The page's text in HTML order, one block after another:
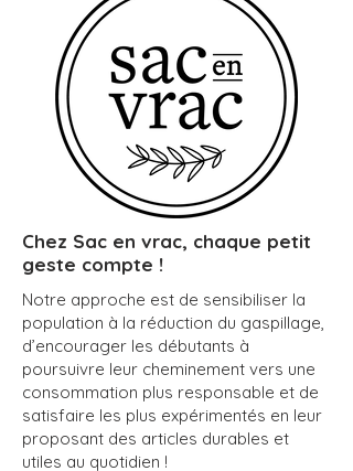
Chez Sac en vrac, chaque petit
geste compte !
Notre approche est de sensibiliser la
population à la réduction du gaspillage,
d’encourager les débutants à
poursuivre leur cheminement vers une
consommation plus responsable et de
satisfaire les plus expérimentés en leur
proposant des articles durables et
utiles au quotidien !